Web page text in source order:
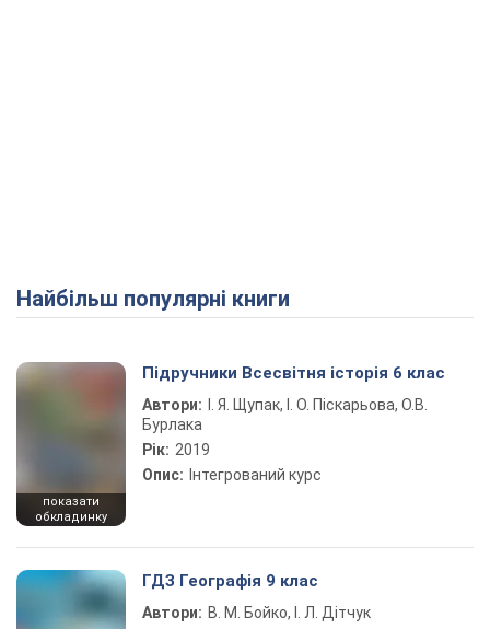
Найбільш популярні книги
показати
обкладинку
Підручники Всесвітня історія 6 клас
Автори:
І. Я. Щупак, І. О. Піскарьова, О.В.
Бурлака
Рік: 2019
Опис: Інтегрований курс
ГДЗ Географія 9 клас
Автори: В. М. Бойко, І. Л. Дітчук